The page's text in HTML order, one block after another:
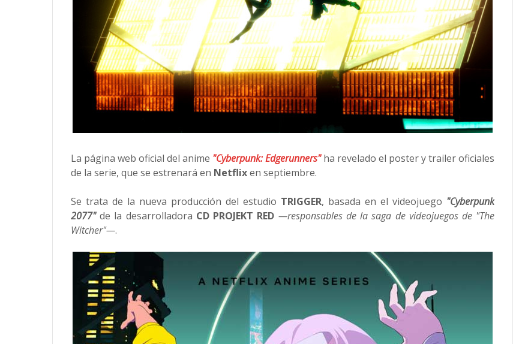
La página web oficial del anime "Cyberpunk: Edgerunners"ha revelado el poster y trailer oficiales
de la serie, que se estrenará en Netflixen septiembre.
Se trata de la nueva producción del estudio TRIGGER, basada en el videojuego "Cyberpunk
2077"de la desarrolladora CD PROJEKT RED —responsables de la saga de videojuegos de "The
Witcher"—.